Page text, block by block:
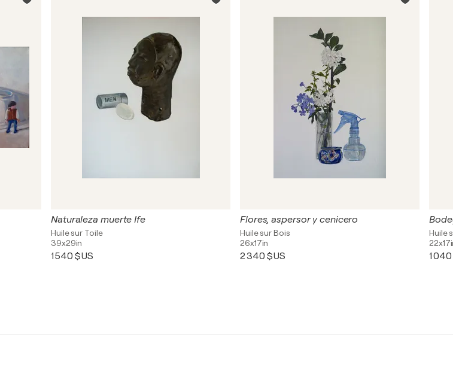
Naturaleza muerte Ife
Huile sur Toile
39x29in
1 540 $US
Flores, aspersor y cenicero
Huile sur Bois
26x17in
2 340 $US
Huile sur
22x17in
1 040